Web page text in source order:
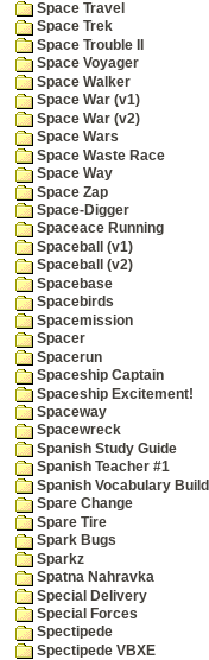
Space Travel
Space Trek
Space Trouble II
Space Voyager
Space Walker
Space War (v1)
Space War (v2)
Space Wars
Space Waste Race
Space Way
Space Zap
Space-Digger
Spaceace Running
Spaceball (v1)
Spaceball (v2)
Spacebase
Spacebirds
Spacemission
Spacer
Spacerun
Spaceship Captain
Spaceship Excitement!
Spaceway
Spacewreck
Spanish Study Guide
Spanish Teacher #1
Spanish Vocabulary
Spare Change
Spare Tire
Spark Bugs
Sparkz
Spatna Nahravka
Special Delivery
Special Forces
Spectipede
Spectipede VBXE